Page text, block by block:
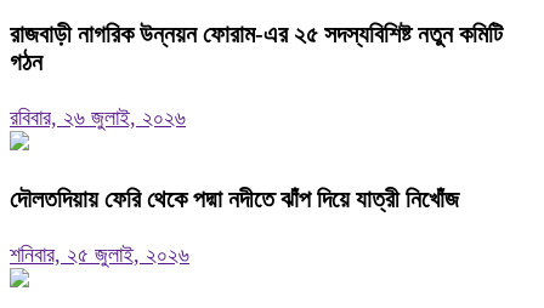
রাজবাড়ী নাগরিক উন্নয়ন ফোরাম-এর ২৫ সদস্যবিশিষ্ট নতুন কমিটি
গঠন
রবিবার, ২৬ জুলাই, ২০২৬
দৌলতদিয়ায় ফেরি থেকে পদ্মা নদীতে ঝাঁপ দিয়ে যাত্রী নিখোঁজ
শনিবার, ২৫ জুলাই, ২০২৬